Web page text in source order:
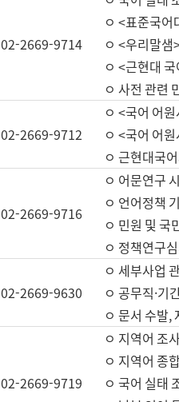
02-2669-9714
ㅇ <표준국
ㅇ <우리말샘
ㅇ <근현대
ㅇ 사전 관련
02-2669-9712
ㅇ <국어 어
ㅇ <국어 어
ㅇ 근현대국
02-2669-9716
ㅇ 어문연구
ㅇ 언어정책
ㅇ 민원 및 국
ㅇ 정책연구
02-2669-9630
ㅇ 세부사업
ㅇ 공무직·기
ㅇ 문서 수발,
02-2669-9719
ㅇ 지역어 조
ㅇ 지역어 종
ㅇ 국어 실태